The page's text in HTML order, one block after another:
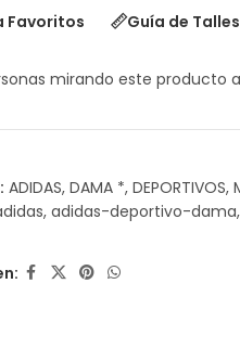
Favoritos Guía de Talles
mirando este producto
ADIDAS, DAMA *, DEPORTIVOS,
, adidas-deportivo-dama,